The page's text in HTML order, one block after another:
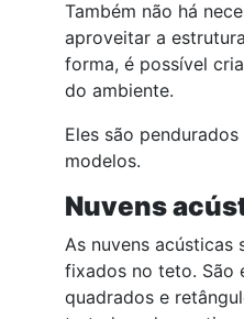
Também não há
aproveitar a
forma, é possível
do ambiente.
Eles são
modelos.
Nuvens
As nuvens acústicas
fixados no teto. São
quadrados e